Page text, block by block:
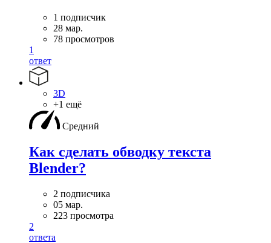
1 подписчик
28 мар.
78 просмотров
1
ответ
3D
+1 ещё
Средний
Как сделать обводку текста
Blender?
2 подписчика
05 мар.
223 просмотра
2
ответа